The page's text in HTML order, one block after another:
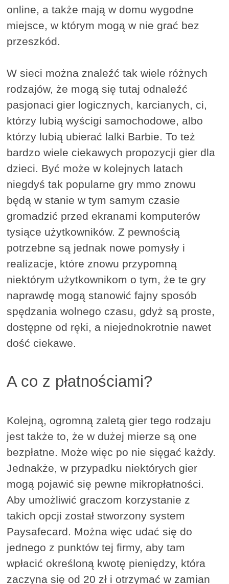
online, a także mają w domu wygodne
miejsce, w którym mogą w nie grać bez
przeszkód.
W sieci można znaleźć tak wiele różnych
rodzajów, że mogą się tutaj odnaleźć
pasjonaci gier logicznych, karcianych, ci,
którzy lubią wyścigi samochodowe, albo
którzy lubią ubierać lalki Barbie. To też
bardzo wiele ciekawych propozycji gier dla
dzieci. Być może w kolejnych latach
niegdyś tak popularne gry mmo znowu
będą w stanie w tym samym czasie
gromadzić przed ekranami komputerów
tysiące użytkowników. Z pewnością
potrzebne są jednak nowe pomysły i
realizacje, które znowu przypomną
niektórym użytkownikom o tym, że te gry
naprawdę mogą stanowić fajny sposób
spędzania wolnego czasu, gdyż są proste,
dostępne od ręki, a niejednokrotnie nawet
dość ciekawe.
A co z płatnościami?
Kolejną, ogromną zaletą gier tego rodzaju
jest także to, że w dużej mierze są one
bezpłatne. Może więc po nie sięgać każdy.
Jednakże, w przypadku niektórych gier
mogą pojawić się pewne mikropłatności.
Aby umożliwić graczom korzystanie z
takich opcji został stworzony system
Paysafecard. Można więc udać się do
jednego z punktów tej firmy, aby tam
wpłacić określoną kwotę pieniędzy, która
zaczyna się od 20 zł i otrzymać w zamian